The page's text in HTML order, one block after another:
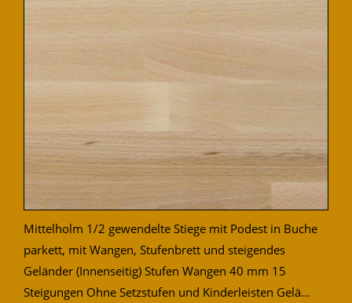
Mittelholm 1/2 gewendelte Stiege mit Podest in Buche
parkett, mit Wangen, Stufenbrett und steigendes
Geländer (Innenseitig) Stufen Wangen 40 mm 15
Steigungen Ohne Setzstufen und Kinderleisten Gelä...